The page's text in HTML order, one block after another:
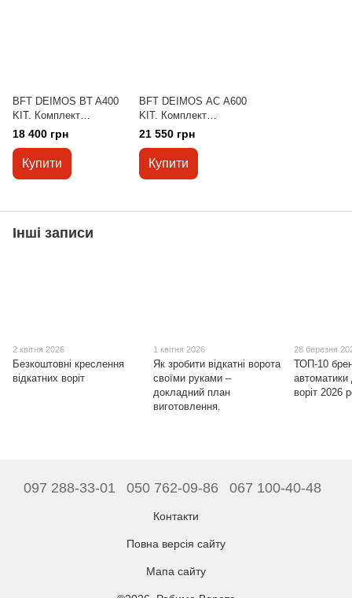
BFT DEIMOS BT A400
KIT. Комплект
автоматики для
відкатних воріт. Рейка -
4 м.
18 400 грн
Купити
BFT DEIMOS АС A600
KIT. Комплект
автоматики для
відкатних воріт. Рейка -
4 м.
21 550 грн
Купити
Інші записи
2 квітня 2026
Безкоштовні креслення
відкатних воріт
1 квітня 2026
Як зробити відкатні ворота
своїми руками –
докладний план
виготовлення.
28 березня
ТОП-10
автоматики
воріт 2026
097 288-33-01 050 762-09-86 067 100-40-48
Контакти
Повна версія сайту
Мапа сайту